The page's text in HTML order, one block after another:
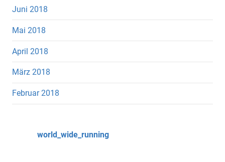
Juni 2018
Mai 2018
April 2018
März 2018
Februar 2018
world_wide_running